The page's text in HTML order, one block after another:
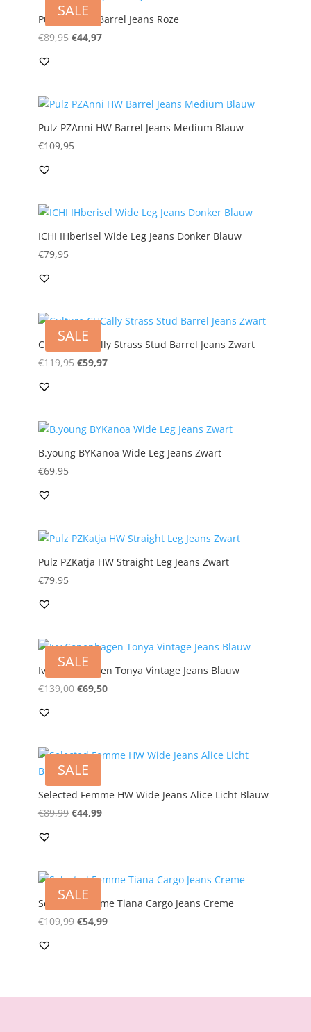
SALE
Pulz PZAddy Barrel Jeans Roze
€89,95 Oorspronkelijke
€44,97Huidige
Pulz PZAnni HW Barrel Jeans Medium Blauw
€109,95
ICHI IHberisel Wide Leg Jeans Donker Blauw
€79,95
SALE
Culture CUCally Strass Stud Barrel Jeans Zwart
€119,95 Oorspronkelijke
€59,97Huidige
B.young BYKanoa Wide Leg Jeans Zwart
€69,95
Pulz PZKatja HW Straight Leg Jeans Zwart
€79,95
SALE
Ivy Copenhagen Tonya Vintage Jeans Blauw
€139,00 Oorspronkelijke
€69,50Huidige
SALE
Selected Femme HW Wide Jeans Alice Licht Blauw
€89,99 Oorspronkelijke
€44,99Huidige
SALE
Selected Femme Tiana Cargo Jeans Creme
€109,99 Oorspronkelijke
€54,99Huidige